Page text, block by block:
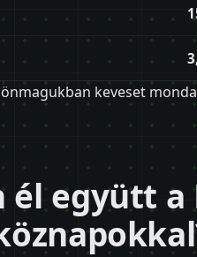
keveset
él együtt